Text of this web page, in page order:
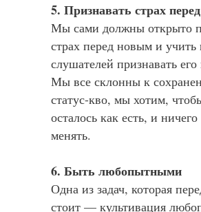
5. Признавать страх
Мы сами должны открыто
страх перед новым и
слушателей признавать его
Мы все склонны к
статус-кво, мы хотим,
осталось как есть, и
менять.
6. Быть любопытными
Одна из задач, которая
стоит — культивация